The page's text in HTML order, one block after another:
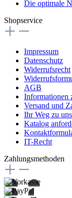
Die optimale
Shopservice
Impressum
Datenschutz
Widerrufsrecht
AGB
Informationen
Versand und
Ihr Weg zu uns
Katalog
IT-Recht
Zahlungsmethoden